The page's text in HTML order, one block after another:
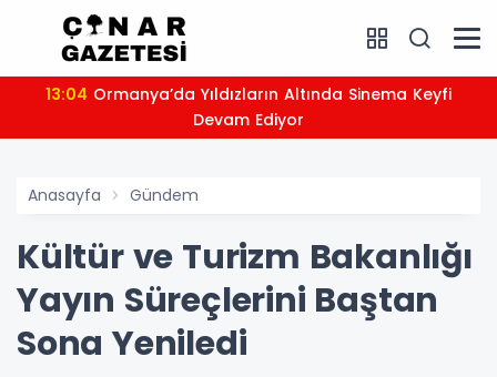
13:04
Devam Ediyor
Anasayfa Gündem
Kültür ve Turizm Bakanlığı
Yayın Süreçlerini Baştan
Sona Yeniledi